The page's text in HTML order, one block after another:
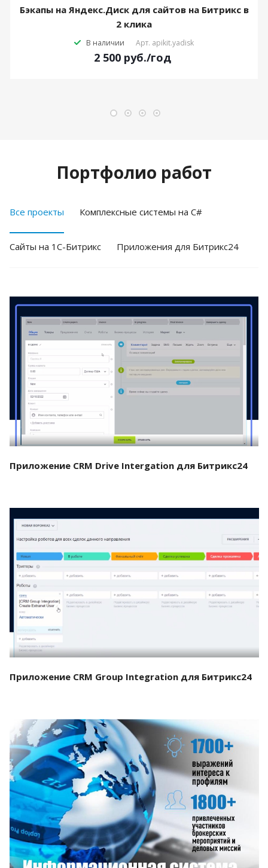
Бэкапы на Яндекс.Диск для сайтов на Битрикс в
2 клика
В наличии Арт. apikit.yadisk
2 500 руб./год
Портфолио работ
Все проекты Комплексные системы на C#
Cайты на 1С-Битрикс Приложения для Битрикс24
Смотреть проект
Приложение CRM Drive Intergation для Битрикс24
Смотреть проект
Приложение CRM Group Integration для Битрикс24
Смотреть проект